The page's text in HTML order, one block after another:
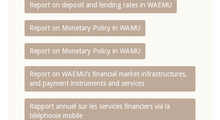
Report on deposit and lending rates in WAEMU
Report on Monetary Policy in WAMU
Report on Monetary Policy in WAMU
Report on WAEMU’s financial market infrastructures,
and payment instruments and services
Rapport annuel sur les services financiers via la
téléphonie mobile